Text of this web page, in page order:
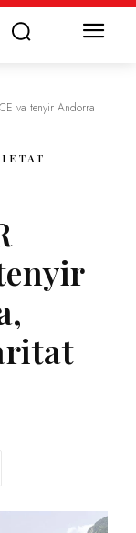
va tenyir Andorra